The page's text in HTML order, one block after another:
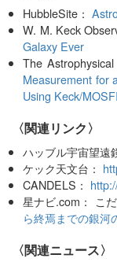
HubbleSite：
W. M. Keck
Galaxy Ever
The
Measurement for
Using Keck/
〈関連リンク〉
ハッブル宇宙望遠
ケック天文台：
CANDELS：
星ナビ.com： こ
ら終焉までの銀河
〈関連ニュース〉